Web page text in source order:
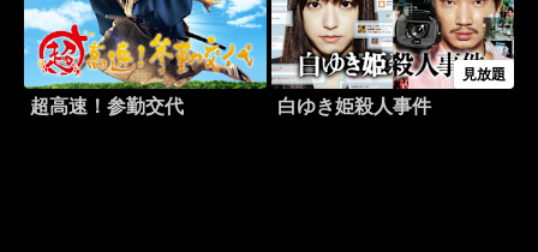
超高速！参勤交代
見放題
白ゆき姫殺人事件